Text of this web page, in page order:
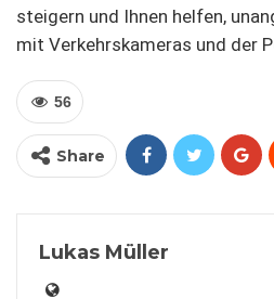
steigern und Ihnen helfen,
mit Verkehrskameras und der
56
Share
Lukas Müller